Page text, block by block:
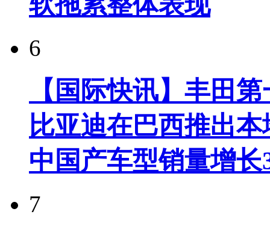
6
【国际快讯】丰田
比亚迪在巴西推出
中国产车型销量增长
7